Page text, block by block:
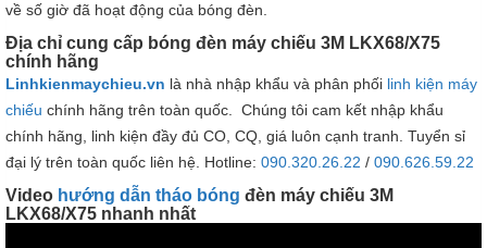
về số giờ đã hoạt động của bóng đèn.
Địa chỉ cung cấp bóng đèn máy chiếu 3M LKX68/X75
chính hãng
Linhkienmaychieu.vn là nhà nhập khẩu và phân phối linh kiện máy
chiếu chính hãng trên toàn quốc. Chúng tôi cam kết nhập khẩu
chính hãng, linh kiện đầy đủ CO, CQ, giá luôn cạnh tranh. Tuyển sỉ
đại lý trên toàn quốc liên hệ. Hotline: 090.320.26.22 / 090.626.59.22
Video hướng dẫn tháo bóng đèn máy chiếu 3M
LKX68/X75 nhanh nhất